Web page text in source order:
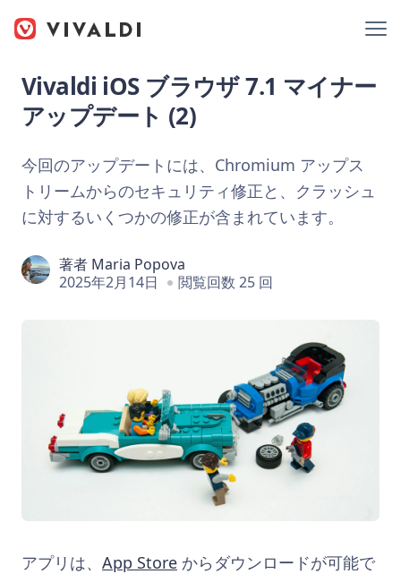
Vivaldi iOS ブラウザ 7.1 マイナー
アップデート (2)
今回のアップデートには、Chromium アップス
トリームからのセキュリティ修正と、クラッシュ
に対するいくつかの修正が含まれています。
著者 Maria Popova
2025年2月14日
閲覧回数 25 回
アプリは、 App Store からダウンロードが可能で